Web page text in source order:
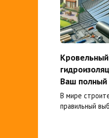
Кровельный
Ваш полный
В мире
правильный